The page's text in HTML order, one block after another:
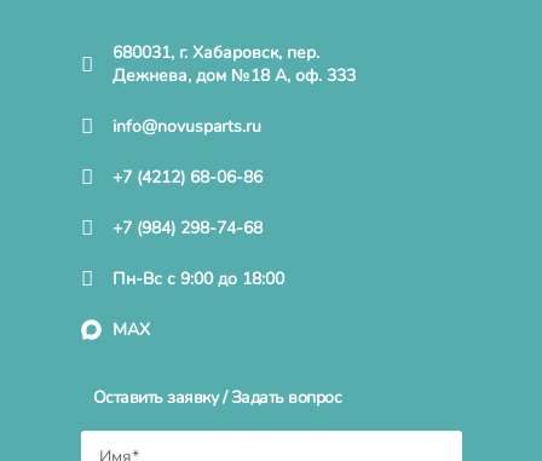
680031, г. Хабаровск, пер.
Дежнева, дом №18 А, оф. 333
info@novusparts.ru
+7 (4212) 68-06-86
+7 (984) 298-74-68
Пн-Вс с 9:00 до 18:00
MAX
Оставить заявку / Задать вопрос